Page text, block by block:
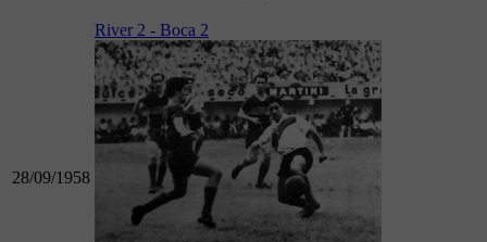
28/09/1958
River 2 - Boca 2